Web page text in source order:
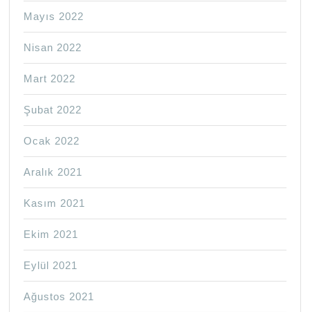
Mayıs 2022
Nisan 2022
Mart 2022
Şubat 2022
Ocak 2022
Aralık 2021
Kasım 2021
Ekim 2021
Eylül 2021
Ağustos 2021